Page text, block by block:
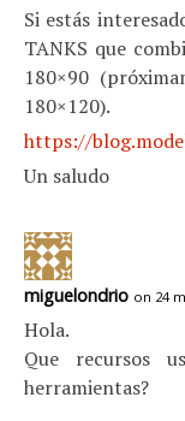
Si estás
TANKS que
180×90
180×120).
https://
Un saludo
miguelondrio on 24
Hola.
Que recursos
herramientas?